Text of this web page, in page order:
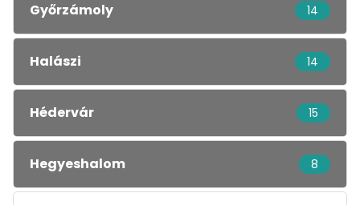
Győrzámoly 14
Halászi 14
Hédervár 15
Hegyeshalom 8